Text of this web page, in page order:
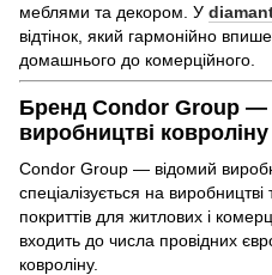
меблями та декором. У
відтінок, який гармонійно
домашнього до комерційного.
Бренд Condor Group —
виробництві ковроліну
Condor Group — відомий
спеціалізується на
покриттів для житлових і
входить до числа провідних
ковроліну.